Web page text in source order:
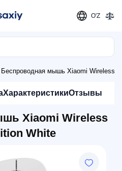
O'Z
Беспроводная мышь Xiaomi Wireless
ХарактеристикиОтзывы
Xiaomi Wireless
White